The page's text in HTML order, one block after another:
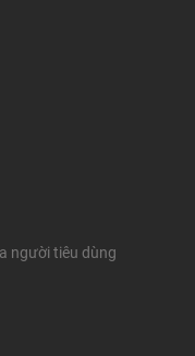
người tiêu dùng